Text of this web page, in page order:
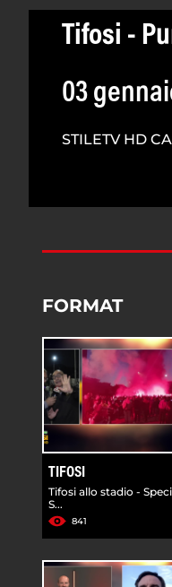
Tifosi -
03
STILETV HD
FORMAT
TIFOSI
Tifosi allo stadio -
S...
841